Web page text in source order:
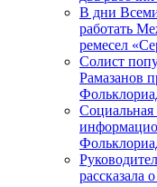
В дни
работать
ремесел
Солист
Рамазанов
Социальная
рассказала